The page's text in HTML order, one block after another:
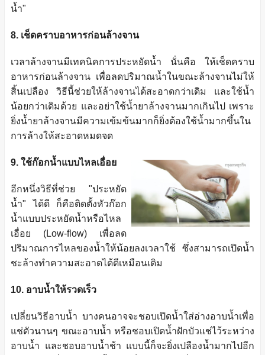
น้ำ"
8. เช็ดคราบอาหารก่อนล้างจาน
เวลาล้างจานมีเทคนิคการประหยัดน้ำ นั่นคือ ให้เช็ดคราบ
อาหารก่อนล้างจาน เพื่อลดปริมาณน้ำในขณะล้างจานไม่ให้
สิ้นเปลือง วิธีนี้ช่วยให้ล้างจานได้สะอาดกว่าเดิม และใช้น้ำ
น้อยกว่าเดิมด้วย และอย่าใช้น้ำยาล้างจานมากเกินไป เพราะ
ยิ่งน้ำยาล้างจานมีความเข้มข้นมากก็ยิ่งต้องใช้น้ำมากขึ้นใน
การล้างให้สะอาดหมดจด
9. ใช้ก๊อกน้ำแบบไหลเอื่อย
อีกหนึ่งวิธีที่ช่วย "ประหยัด
น้ำ" ได้ดี ก็คือติดตั้งหัวก๊อก
น้ำแบบประหยัดน้ำหรือไหล
เอื่อย (Low-flow) เพื่อลด
ปริมาณการไหลของน้ำให้น้อยลงเวลาใช้ ซึ่งสามารถเปิดน้ำ
ชะล้างทำความสะอาดได้ดีเหมือนเดิม
10. อาบน้ำให้รวดเร็ว
เปลี่ยนวิธีอาบน้ำ บางคนอาจจะชอบเปิดน้ำใส่อ่างอาบน้ำเพื่อ
แช่ตัวนานๆ ขณะอาบน้ำ หรือชอบเปิดน้ำฝักบัวแช่ไว้ระหว่าง
อาบน้ำ และชอบอาบน้ำช้า แบบนี้ก็จะยิ่งเปลืองน้ำมากไปอีก